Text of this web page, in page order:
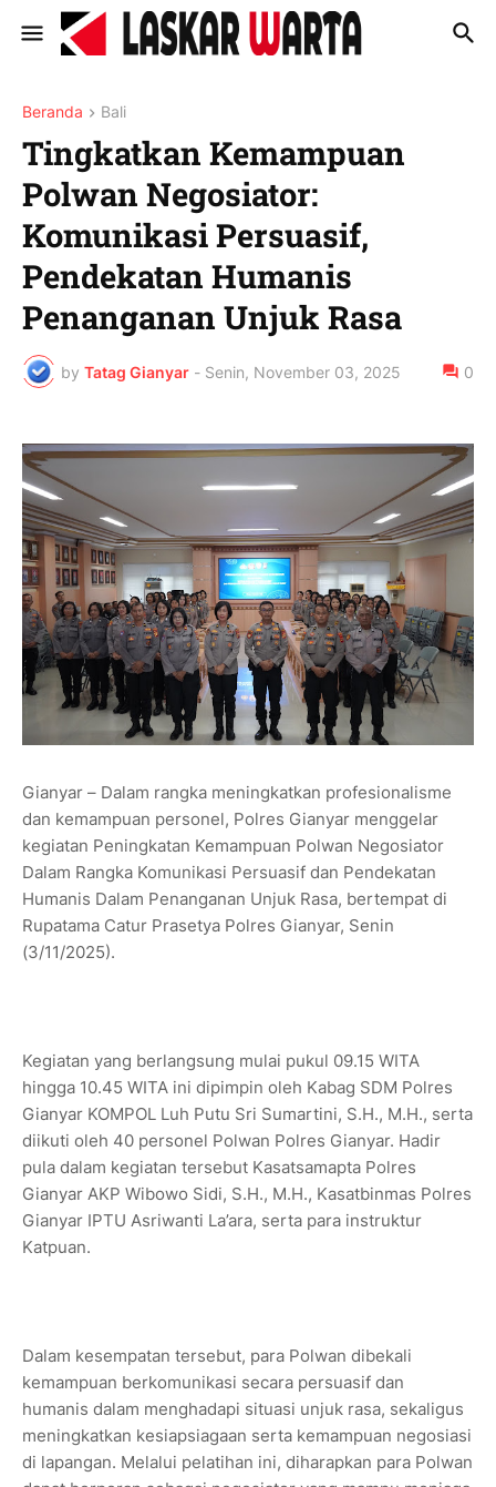
Beranda Bali
Tingkatkan Kemampuan
Polwan Negosiator:
Komunikasi Persuasif,
Pendekatan Humanis
Penanganan Unjuk Rasa
by Tatag Gianyar - Senin, November 03, 2025 0
Gianyar – Dalam rangka meningkatkan profesionalisme
dan kemampuan personel, Polres Gianyar menggelar
kegiatan Peningkatan Kemampuan Polwan Negosiator
Dalam Rangka Komunikasi Persuasif dan Pendekatan
Humanis Dalam Penanganan Unjuk Rasa, bertempat di
Rupatama Catur Prasetya Polres Gianyar, Senin
(3/11/2025).
Kegiatan yang berlangsung mulai pukul 09.15 WITA
hingga 10.45 WITA ini dipimpin oleh Kabag SDM Polres
Gianyar KOMPOL Luh Putu Sri Sumartini, S.H., M.H., serta
diikuti oleh 40 personel Polwan Polres Gianyar. Hadir
pula dalam kegiatan tersebut Kasatsamapta Polres
Gianyar AKP Wibowo Sidi, S.H., M.H., Kasatbinmas Polres
Gianyar IPTU Asriwanti La’ara, serta para instruktur
Katpuan.
Dalam kesempatan tersebut, para Polwan dibekali
kemampuan berkomunikasi secara persuasif dan
humanis dalam menghadapi situasi unjuk rasa, sekaligus
meningkatkan kesiapsiagaan serta kemampuan negosiasi
di lapangan. Melalui pelatihan ini, diharapkan para Polwan